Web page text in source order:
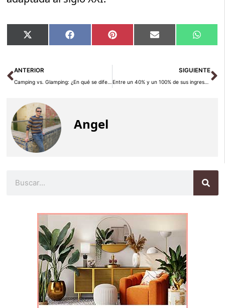
Compartir
en
X
(Twitter)
Compartir
en
Facebook Compartir
en
Pinterest Compartir
en
Email
en
Ant
ANTERIOR
Camping vs. Glamping: ¿En qué se diferencian?
SIGUIENTE
Entre un 40% y un 100% de sus ingresos mensuales es lo que destinarán un tercio de los españoles a sus vacaciones
Angel